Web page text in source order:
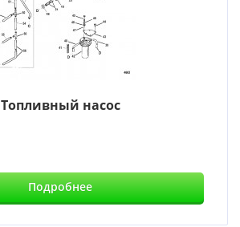
Топливный насос
Подробнее